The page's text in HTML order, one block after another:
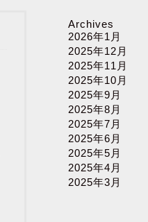
Archives
2026年1月
2025年12月
2025年11月
2025年10月
2025年9月
2025年8月
2025年7月
2025年6月
2025年5月
2025年4月
2025年3月